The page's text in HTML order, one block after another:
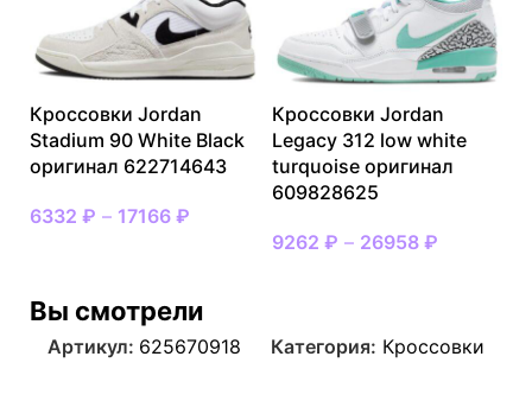
Кроссовки Jordan
Stadium 90 White Black
оригинал 622714643
6332 ₽ – 17166 ₽
Кроссовки Jordan
Legacy 312 low white
turquoise оригинал
609828625
9262 ₽ – 26958 ₽
Вы смотрели
Артикул: 625670918 Категория: Кроссовки